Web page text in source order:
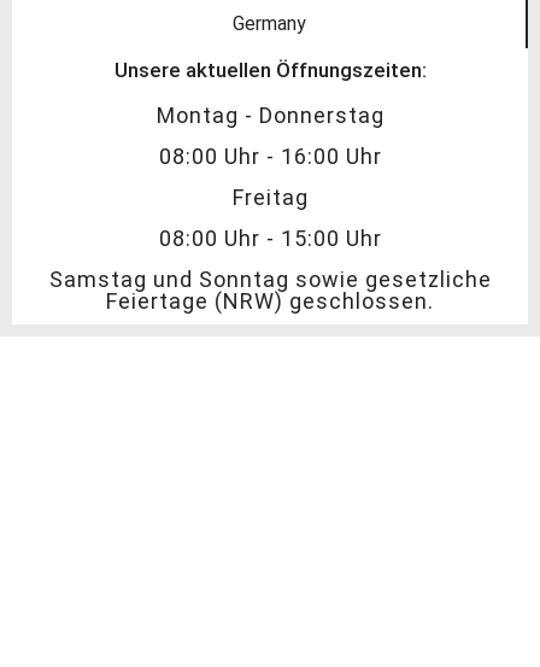
Germany
Unsere aktuellen Öffnungszeiten:
Montag - Donnerstag
08:00 Uhr - 16:00 Uhr
Freitag
08:00 Uhr - 15:00 Uhr
Samstag und Sonntag sowie gesetzliche
Feiertage (NRW) geschlossen.